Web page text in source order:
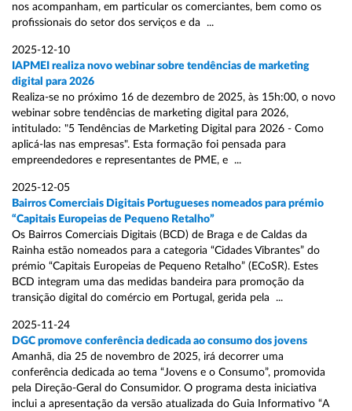
nos acompanham, em particular os comerciantes, bem como os
profissionais do setor dos serviços e da ...
2025-12-10
IAPMEI realiza novo webinar sobre tendências de marketing
digital para 2026
Realiza-se no próximo 16 de dezembro de 2025, às 15h:00, o novo
webinar sobre tendências de marketing digital para 2026,
intitulado: "5 Tendências de Marketing Digital para 2026 - Como
aplicá-las nas empresas". Esta formação foi pensada para
empreendedores e representantes de PME, e ...
2025-12-05
Bairros Comerciais Digitais Portugueses nomeados para prémio
“Capitais Europeias de Pequeno Retalho”
Os Bairros Comerciais Digitais (BCD) de Braga e de Caldas da
Rainha estão nomeados para a categoria “Cidades Vibrantes” do
prémio “Capitais Europeias de Pequeno Retalho” (ECoSR). Estes
BCD integram uma das medidas bandeira para promoção da
transição digital do comércio em Portugal, gerida pela ...
2025-11-24
DGC promove conferência dedicada ao consumo dos jovens
Amanhã, dia 25 de novembro de 2025, irá decorrer uma
conferência dedicada ao tema “Jovens e o Consumo”, promovida
pela Direção-Geral do Consumidor. O programa desta iniciativa
inclui a apresentação da versão atualizada do Guia Informativo “A